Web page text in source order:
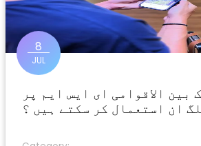
8
JUL
بین الاقوامی ای ایس ایم پر
ان استعمال کر سکتے ہیں ؟